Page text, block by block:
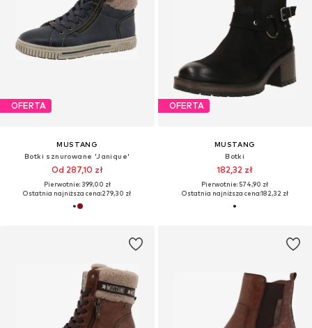
OFERTA
MUSTANG
Botki sznurowane 'Janique'
Od 287,10 zł
Pierwotnie: 399,00 zł
Ostatnia najniższa cena:279,30 zł
OFERTA
MUSTANG
Botki
182,32 zł
Pierwotnie: 574,90 zł
Ostatnia najniższa cena:182,32 zł